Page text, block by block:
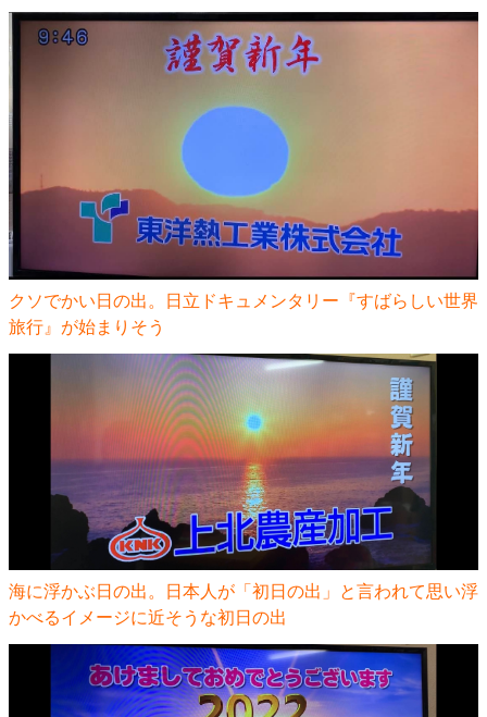
クソでかい日の出。日立ドキュメンタリー『すばらしい世界
旅行』が始まりそう
海に浮かぶ日の出。日本人が「初日の出」と言われて思い浮
かべるイメージに近そうな初日の出